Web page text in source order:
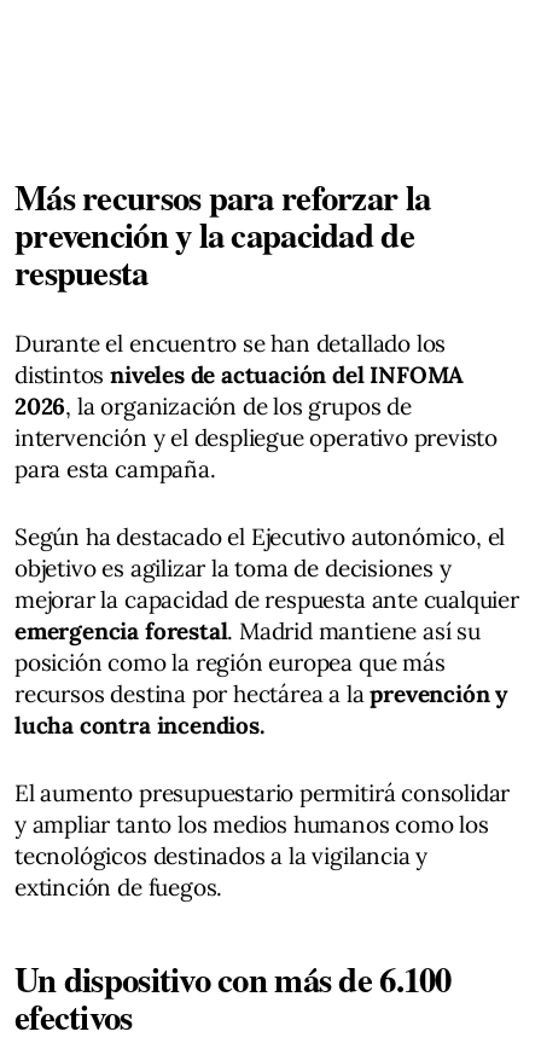
Más recursos para reforzar la
prevención y la capacidad de
respuesta
Durante el encuentro se han detallado los
distintosniveles de actuación del INFOMA
2026, la organización de los grupos de
intervención y el despliegue operativo previsto
para esta campaña.
Según ha destacado el Ejecutivo autonómico, el
objetivo es agilizar la toma de decisiones y
mejorar la capacidad de respuesta ante cualquier
emergencia forestal. Madrid mantiene así su
posición como la región europea que más
recursos destina por hectárea a laprevención y
lucha contra incendios.
El aumento presupuestario permitirá consolidar
y ampliar tanto los medios humanos como los
tecnológicos destinados a la vigilancia y
extinción de fuegos.
Un dispositivo con más de 6.100
efectivos